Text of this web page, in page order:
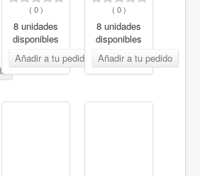
( 0)
8 unidades
disponibles
( 0)
8 unidades
disponibles